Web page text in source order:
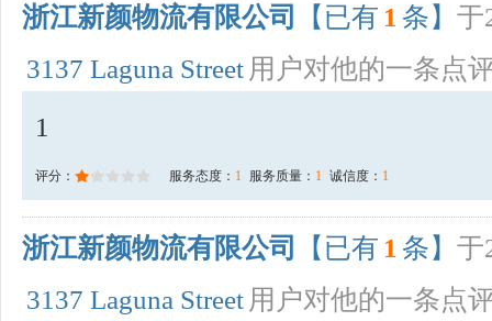
浙江新颜物流有限公司 【已有 1 条】 于
3137 Laguna Street 用户对他的一条点
1
评分： 服务态度： 1 服务质量： 1 诚信度： 1
浙江新颜物流有限公司 【已有 1 条】 于
3137 Laguna Street 用户对他的一条点